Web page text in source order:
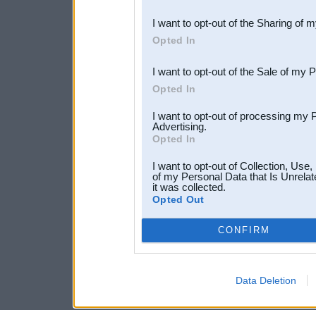
Downstream Participants
third parties.
I want to opt-out of the Sharing of
Opted In
I want to opt-out of the Sale of my
Opted In
I want to opt-out of processing my
Advertising.
Opted In
I want to opt-out of Collection,
of my Personal Data that Is
it was collected.
Opted Out
CONFIRM
Data Deletion